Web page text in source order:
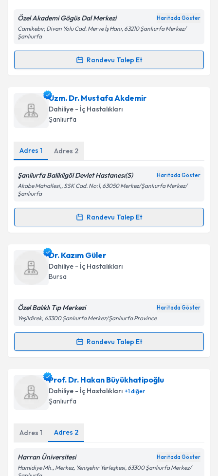
Özel Akademi Gögüs Dal Merkezi Haritada Göster
Camikebir, Divan Yolu Cad. Merve İş Hanı, 63210 Şanlıurfa Merkez/
Şanlıurfa
Randevu Talep Et
Randevu Takvimi Talebi
Uzm. Dr. Leyla Onayiçin randevu takvimi talebi
oluşturun. Size bu uzmandan randevu almanız için bir
takvim hazırlandığında e-posta ile bilgilendireceğiz.
Kişisel verilerimin işlenmesine ilişkinAydınlatma
Uzm. Dr. Mustafa Akdemir
Dahiliye - İç Hastalıkları
Şanlıurfa
Adres 1 Adres 2
Şanliurfa Balikligöl Devlet Hastanesı(S) Haritada Göster
Akabe Mahallesi,, SSK Cad. No:1, 63050 Merkez/Şanlıurfa Merkez/
Şanlıurfa
Randevu Talep Et
Randevu Takvimi Talebi
Uzm. Dr. Mustafa Akdemir
talebi oluşturun. Size bu uzmandan randevu almanız
için bir takvim hazırlandığında e-posta ile
Kişisel verilerimin işlenmesine ilişkinAydınlatma
kapsamda işlenmesini kabul ediyorum.
Takvim Talebini Gönder
Dr. Kazım Güler
Dahiliye - İç Hastalıkları
Bursa
Özel Balıklı Tıp Merkezi Haritada Göster
Yeşildirek, 63300 Şanlıurfa Merkez/Şanlıurfa Province
Randevu Talep Et
Randevu Takvimi Talebi
Dr. Kazım Güleriçin randevu takvimi talebi oluşturun.
Size bu uzmandan randevu almanız için bir takvim
hazırlandığında e-posta ile bilgilendireceğiz.
Kişisel verilerimin işlenmesine ilişkinAydınlatma
Prof. Dr. Hakan Büyükhatipoğlu
Dahiliye - İç Hastalıkları +1diğer
Şanlıurfa
Adres 1 Adres 2
Harran Üniversitesi Haritada Göster
Hamidiye Mh., Merkez, Yenişehir Yerleşkesi, 63300 Şanlıurfa Merkez/